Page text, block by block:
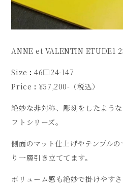
ANNE et VALENTIN ETUDE1
Size : 46□24-147
Price : ¥57,200-（税込）
絶妙な非対称、彫刻をしたよう
フトシリーズ。
側面のマット仕上げやテンプル
り一層引き立ててます。
ボリューム感も絶妙で掛けやすさ